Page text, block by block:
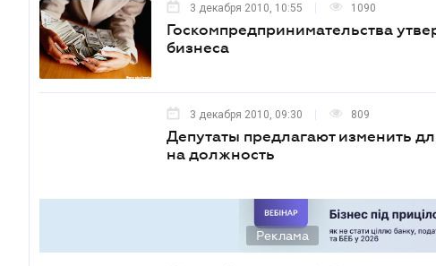
3 декабря 2010, 10:55 1090
Госкомпредпринимательства
бизнеса
3 декабря 2010, 09:30 809
Депутаты предлагают изменить
на должность
Реклама